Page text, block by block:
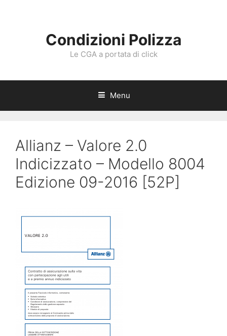
Condizioni Polizza
Le CGA a portata di click
Menu
Allianz – Valore 2.0
Indicizzato – Modello 8004
Edizione 09-2016 [52P]